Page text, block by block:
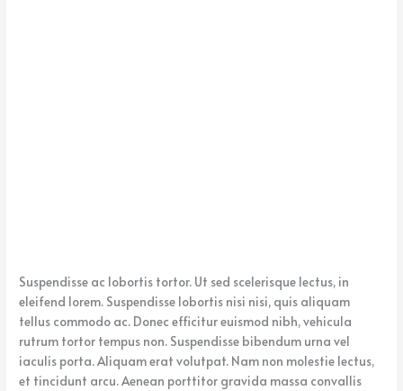
Suspendisse ac lobortis tortor. Ut sed scelerisque lectus, in
eleifend lorem. Suspendisse lobortis nisi nisi, quis aliquam
tellus commodo ac. Donec efficitur euismod nibh, vehicula
rutrum tortor tempus non. Suspendisse bibendum urna vel
iaculis porta. Aliquam erat volutpat. Nam non molestie lectus,
et tincidunt arcu. Aenean porttitor gravida massa convallis